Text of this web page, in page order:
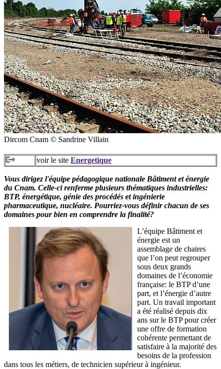
Dircom Cnam © Sandrine Villain
voir le site Energetique
Vous dirigez l'équipe pédagogique nationale Bâtiment et énergie
du Cnam. Celle-ci renferme plusieurs thématiques industrielles:
BTP, énergétique, génie des procédés et ingénierie
pharmaceutique, nucléaire. Pourriez-vous définir chacun de ses
domaines pour bien en comprendre la finalité?
L’équipe Bâtiment et
énergie est un
assemblage de chaires
que l’on peut regrouper
sous deux grands
domaines de l’économie
française: le BTP d’une
part, et l’énergie d’autre
part. Un travail important
a été réalisé depuis dix
ans sur le BTP pour créer
une offre de formation
cohérente permettant de
satisfaire à la majorité des
besoins de la profession
dans tous les métiers, de technicien supérieur à ingénieur.